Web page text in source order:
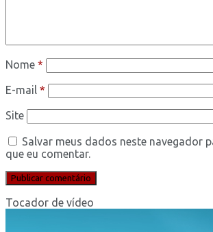
Nome *
E-mail *
Site
Salvar meus dados neste navegador
que eu comentar.
Tocador de vídeo